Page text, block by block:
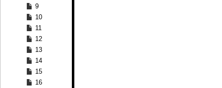
9
10
11
12
13
14
15
16